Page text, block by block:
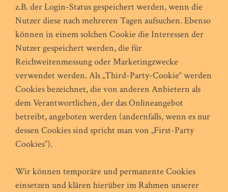
z.B. der Login-Status gespeichert werden, wenn die
Nutzer diese nach mehreren Tagen aufsuchen. Ebenso
können in einem solchen Cookie die Interessen der
Nutzer gespeichert werden, die für
Reichweitenmessung oder Marketingzwecke
verwendet werden. Als „Third-Party-Cookie“ werden
Cookies bezeichnet, die von anderen Anbietern als
dem Verantwortlichen, der das Onlineangebot
betreibt, angeboten werden (andernfalls, wenn es nur
dessen Cookies sind spricht man von „First-Party
Cookies“).
Wir können temporäre und permanente Cookies
einsetzen und klären hierüber im Rahmen unserer